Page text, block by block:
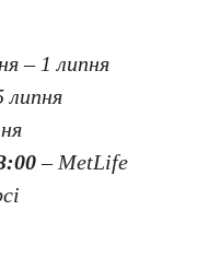
– 1 липня
липня
– MetLife